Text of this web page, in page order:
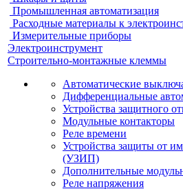
Промышленная автоматизация
Расходные материалы к
Измерительные приборы
Электроинструмент
Строительно-монтажные клеммы
Автоматические
Дифференциальные
Устройства защитного
Модульные контакторы
Реле времени
Устройства защиты от
(УЗИП)
Дополнительные
Реле напряжения